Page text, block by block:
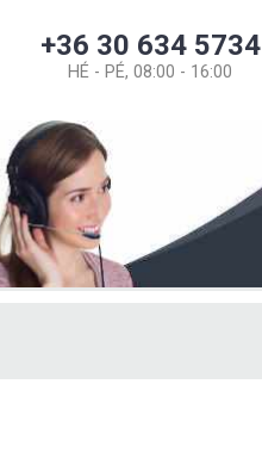
+36 30 634 5734
HÉ - PÉ, 08:00 - 16:00